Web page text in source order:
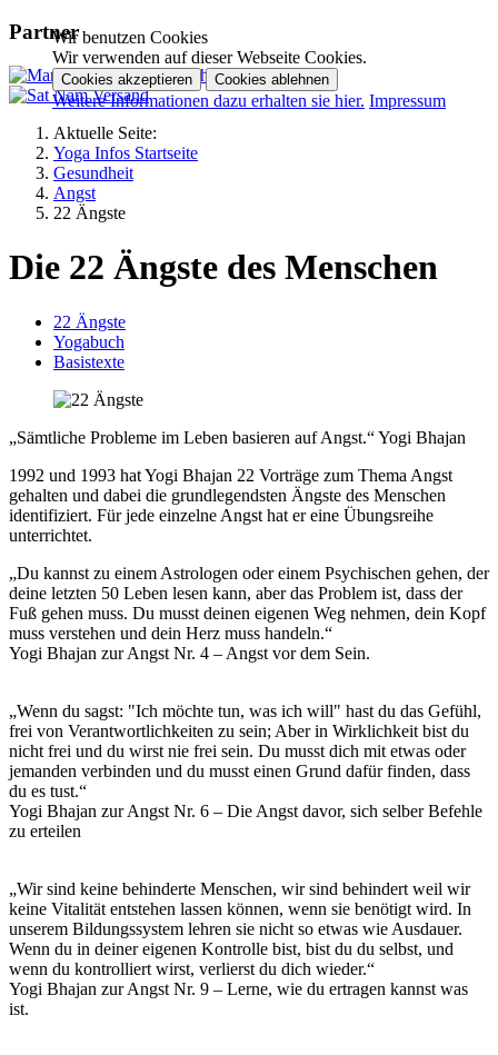
Partner
Aktuelle Seite:
Yoga Infos Startseite
Gesundheit
Angst
22 Ängste
Die 22 Ängste des Menschen
22 Ängste
Yogabuch
Basistexte
„Sämtliche Probleme im Leben basieren auf Angst.“ Yogi Bhajan
1992 und 1993 hat Yogi Bhajan 22 Vorträge zum Thema Angst
gehalten und dabei die grundlegendsten Ängste des Menschen
identifiziert. Für jede einzelne Angst hat er eine Übungsreihe
unterrichtet.
„Du kannst zu einem Astrologen oder einem Psychischen gehen, der
deine letzten 50 Leben lesen kann, aber das Problem ist, dass der
Fuß gehen muss. Du musst deinen eigenen Weg nehmen, dein Kopf
muss verstehen und dein Herz muss handeln.“
Yogi Bhajan zur Angst Nr. 4 – Angst vor dem Sein.
„Wenn du sagst: "Ich möchte tun, was ich will" hast du das Gefühl,
frei von Verantwortlichkeiten zu sein; Aber in Wirklichkeit bist du
nicht frei und du wirst nie frei sein. Du musst dich mit etwas oder
jemanden verbinden und du musst einen Grund dafür finden, dass
du es tust.“
Yogi Bhajan zur Angst Nr. 6 – Die Angst davor, sich selber Befehle
zu erteilen
„Wir sind keine behinderte Menschen, wir sind behindert weil wir
keine Vitalität entstehen lassen können, wenn sie benötigt wird. In
unserem Bildungssystem lehren sie nicht so etwas wie Ausdauer.
Wenn du in deiner eigenen Kontrolle bist, bist du du selbst, und
wenn du kontrolliert wirst, verlierst du dich wieder.“
Yogi Bhajan zur Angst Nr. 9 – Lerne, wie du ertragen kannst was
ist.
Wir benutzen Cookies
Wir verwenden auf dieser Webseite Cookies.
Cookies akzeptieren Cookies ablehnen
Weitere Informationen dazu erhalten sie hier. Impressum